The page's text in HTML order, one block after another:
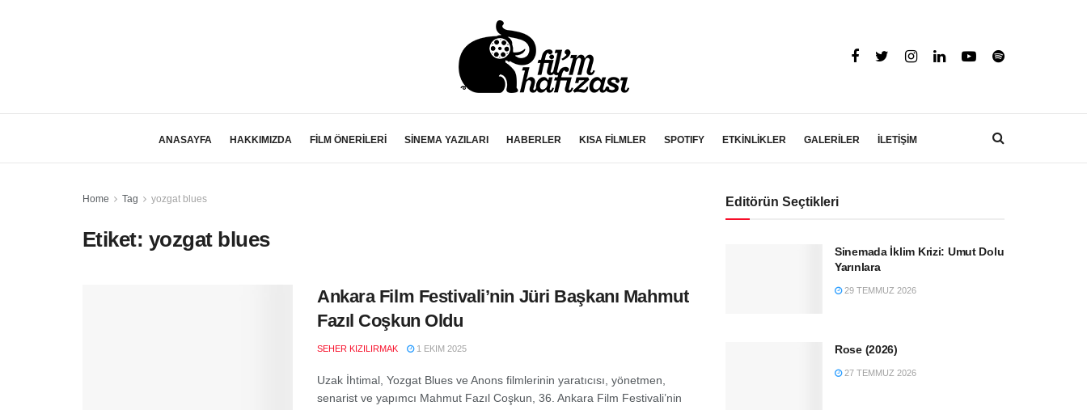
ANASAYFA HAKKIMIZDA FİLM ÖNERİLERİ SİNEMA YAZILARI HABERLER KISA FİLMLER SPOTIFY ETKİNLİKLER GALERİLER İLETİŞİM
Home Tag yozgat blues
Etiket: yozgat blues
Ankara Film Festivali’nin Jüri Başkanı Mahmut
Fazıl Coşkun Oldu
SEHER KIZILIRMAK 1 EKIM 2025
Uzak İhtimal, Yozgat Blues ve Anons filmlerinin yaratıcısı, yönetmen,
senarist ve yapımcı Mahmut Fazıl Coşkun, 36. Ankara Film Festivali’nin
Editörün Seçtikleri
Sinemada İklim Krizi: Umut Dolu
Yarınlara
29 TEMMUZ 2026
Rose (2026)
27 TEMMUZ 2026